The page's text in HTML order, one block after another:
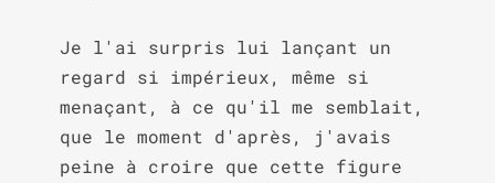
Je l'ai surpris lui lançant un
regard si impérieux, même si
menaçant, à ce qu'il me semblait,
que le moment d'après, j'avais
peine à croire que cette figure